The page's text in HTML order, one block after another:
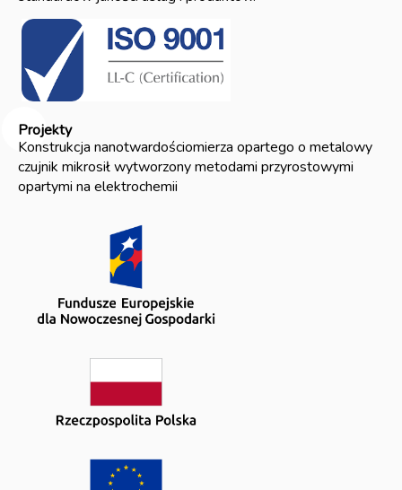
Projekty
Konstrukcja nanotwardościomierza opartego o metalowy
czujnik mikrosił wytworzony metodami przyrostowymi
opartymi na elektrochemii